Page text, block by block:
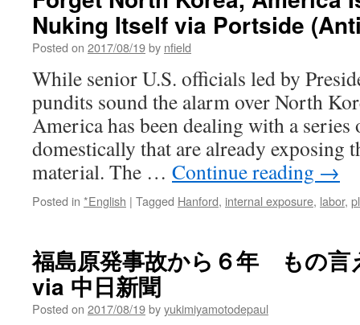
Nuking Itself via Portside
Posted on 2017/08/19by nfield
While senior U.S. officials led by
pundits sound the alarm over North
America has been dealing with a series
domestically that are already exposing
material. The … Continue reading →
Posted in *English | Tagged Hanford, internal exposure, labor,
福島原発事故から６年 もの言
via 中日新聞
Posted on 2017/08/19byyukimiyamotodepaul